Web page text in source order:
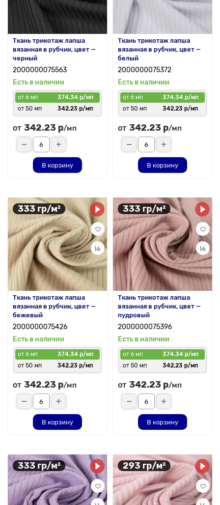
Ткань трикотаж лапша
вязанная в рубчик, цвет —
черный
2000000075563
Есть в наличии
от 6 мп
374.34 р/мп
от 50 мп
342.23 р/мп
от 342.23 р/мп
В корзину
Ткань трикотаж лапша
вязанная в рубчик, цвет —
белый
2000000075372
Есть в наличии
от 6 мп
374.34 р/мп
от 50 мп
342.23 р/мп
от 342.23 р/мп
В корзину
333 гр/м²
Ткань трикотаж лапша
вязанная в рубчик, цвет —
бежевый
2000000075426
Есть в наличии
от 6 мп
374.34 р/мп
от 50 мп
342.23 р/мп
от 342.23 р/мп
В корзину
333 гр/м²
Ткань трикотаж лапша
вязанная в рубчик, цвет —
пудровый
2000000075396
Есть в наличии
от 6 мп
374.34 р/мп
от 50 мп
342.23 р/мп
от 342.23 р/мп
В корзину
333 гр/м² 293 гр/м²